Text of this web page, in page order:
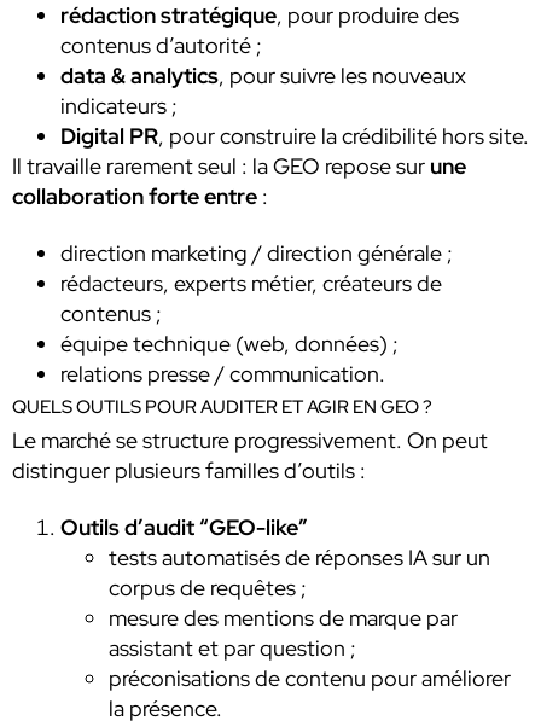
rédaction stratégique, pour produire des
contenus d’autorité ;
data & analytics, pour suivre les nouveaux
indicateurs ;
Digital PR, pour construire la crédibilité hors site.
Il travaille rarement seul : la GEO repose sur une
collaboration forte entre :
direction marketing / direction générale ;
rédacteurs, experts métier, créateurs de
contenus ;
équipe technique (web, données) ;
relations presse / communication.
QUELS OUTILS POUR AUDITER ET AGIR EN GEO ?
Le marché se structure progressivement. On peut
distinguer plusieurs familles d’outils :
Outils d’audit “GEO-like”
tests automatisés de réponses IA sur un
corpus de requêtes ;
mesure des mentions de marque par
assistant et par question ;
préconisations de contenu pour améliorer
la présence.